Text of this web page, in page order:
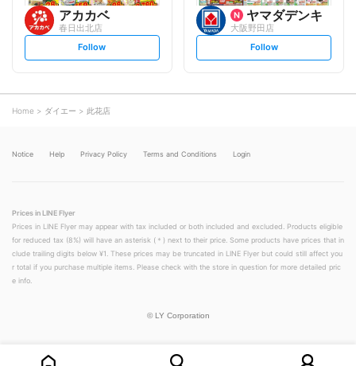
アカカベ
春日出北店
s
t
o
w
Follow
ヤマダデンキ
大阪野田店
s
t
Follow
Home ダイエー 此花店
Notice Help Privacy Policy Terms and Conditions Login
Prices in LINE Flyer
Prices in LINE Flyer may appear with tax included or both included and excluded. Products eligible
for reduced tax (8%) will have an asterisk (＊) next to their price. Some products have prices that in
clude trailing digits below ¥1. These prices may be truncated in LINE Flyer but could still affect you
r total if you purchase multiple items. Please check with the store in question for more detailed pric
e info.
© LY Corporation